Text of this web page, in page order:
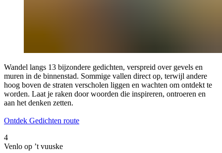
Wandel langs 13 bijzondere gedichten, verspreid over gevels en
muren in de binnenstad. Sommige vallen direct op, terwijl andere
hoog boven de straten verscholen liggen en wachten om ontdekt te
worden. Laat je raken door woorden die inspireren, ontroeren en
aan het denken zetten.
Ontdek Gedichten route
4
Venlo op ’t vuuske